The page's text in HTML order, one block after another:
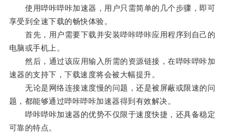
使用哔咔哔咔加速器，用户只需简单的几个步骤，即可
享受到全速下载的畅快体验。
首先，用户需要下载并安装哔咔哔咔应用程序到自己的
电脑或手机上。
然后，通过该应用输入所需的资源链接，在哔咔哔咔加
速器的支持下，下载速度将会被大幅提升。
无论是网络连接速度慢的问题，还是被屏蔽或限速的问
题，都能够通过哔咔哔咔加速器得到有效解决。
哔咔哔咔加速器的优势不仅限于速度快捷，还具备稳定
可靠的特点。